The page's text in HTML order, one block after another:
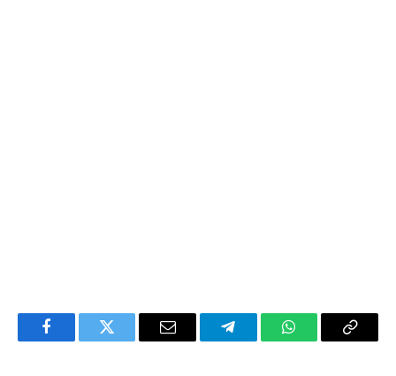
FacebookTwitter Email TelegramWhatsAppCopy